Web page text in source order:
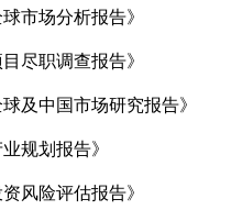
市场分析报告》
目尽职调查报告》
球及中国市场研究报告》
业规划报告》
资风险评估报告》